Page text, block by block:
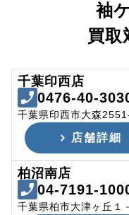
袖
買取
千葉印西店
0476-40-
千葉県印西市大森
店舗詳細
柏沼南店
04-7191-
千葉県柏市大津ヶ丘１